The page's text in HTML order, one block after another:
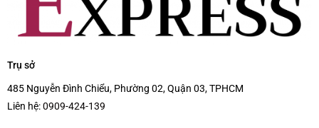
Trụ sở
485 Nguyễn Đình Chiểu, Phường 02, Quận 03, TPHCM
Liên hệ:0909-424-139